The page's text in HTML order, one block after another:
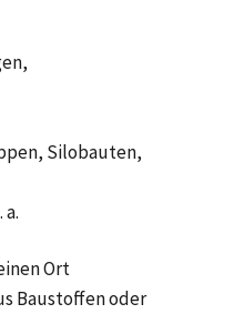
Silobauten,
Ort
Baustoffen oder